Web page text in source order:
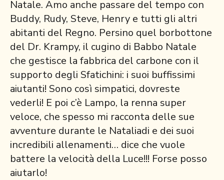
Natale. Amo anche passare del tempo con
Buddy, Rudy, Steve, Henry e tutti gli altri
abitanti del Regno. Persino quel borbottone
del Dr. Krampy, il cugino di Babbo Natale
che gestisce la fabbrica del carbone con il
supporto degli Sfatichini: i suoi buffissimi
aiutanti! Sono così simpatici, dovreste
vederli! E poi c’è Lampo, la renna super
veloce, che spesso mi racconta delle sue
avventure durante le Nataliadi e dei suoi
incredibili allenamenti… dice che vuole
battere la velocità della Luce!!! Forse posso
aiutarlo!